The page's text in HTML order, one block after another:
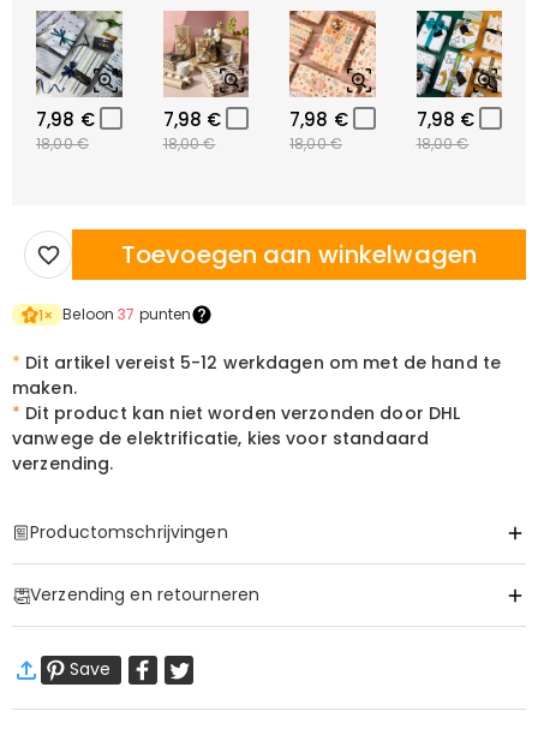
7,98 €
18,00 €
7,98 €
18,00 €
7,98 €
18,00 €
7,98 €
18,00 €
Toevoegen aan winkelwagen
1× Beloon37 punten
* Dit artikel vereist 5-12 werkdagen om met de hand te
maken.
* Dit product kan niet worden verzonden door DHL
vanwege de elektrificatie, kies voor standaard
verzending.
Productomschrijvingen
Basis Informatie
Hoogte (cm):21 cm
Materiaal:Acryl, Hout
Voeding:Usb gevoed
Verzending en retourneren
Wij willen dat u zich comfortabel en zeker voelt tijdens het
Save